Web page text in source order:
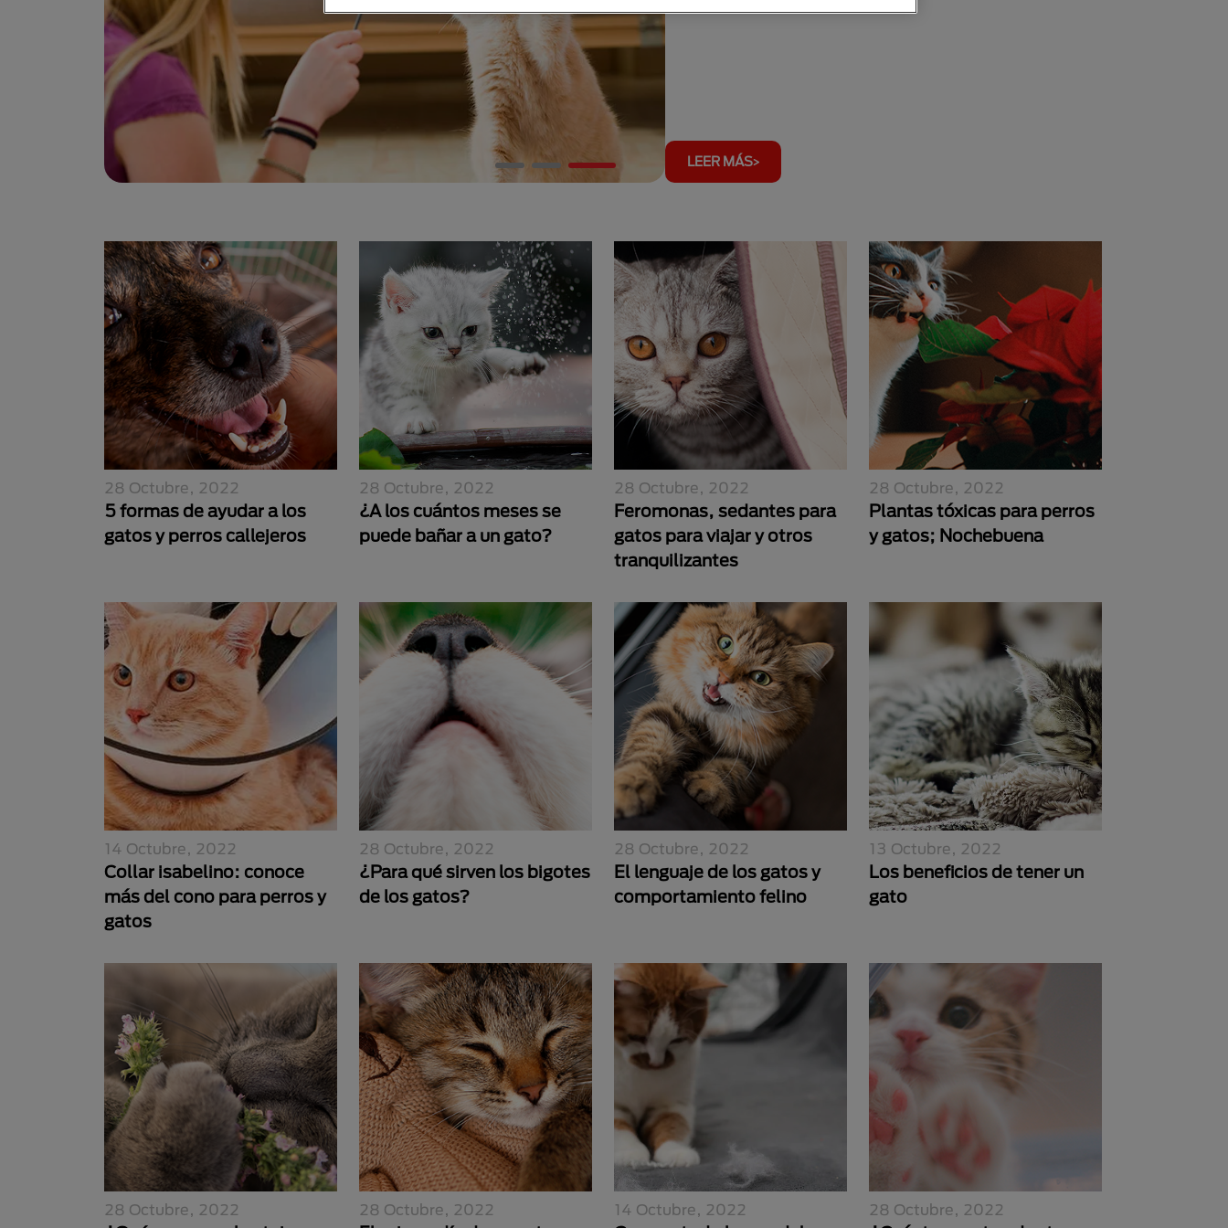
LEER MÁS
28 Octubre, 2022
5 formas de ayudar a los
gatos y perros callejeros
28 Octubre, 2022
¿A los cuántos meses se
puede bañar a un gato?
28 Octubre, 2022
Feromonas, sedantes para
gatos para viajar y otros
tranquilizantes
28 Octubre, 2022
Plantas tóxicas para perros
y gatos; Nochebuena
14 Octubre, 2022
Collar isabelino: conoce
más del cono para perros y
gatos
28 Octubre, 2022
¿Para qué sirven los bigotes
de los gatos?
28 Octubre, 2022
El lenguaje de los gatos y
comportamiento felino
13 Octubre, 2022
Los beneficios de tener un
gato
28 Octubre, 2022 28 Octubre, 2022 14 Octubre, 2022 28 Octubre, 2022